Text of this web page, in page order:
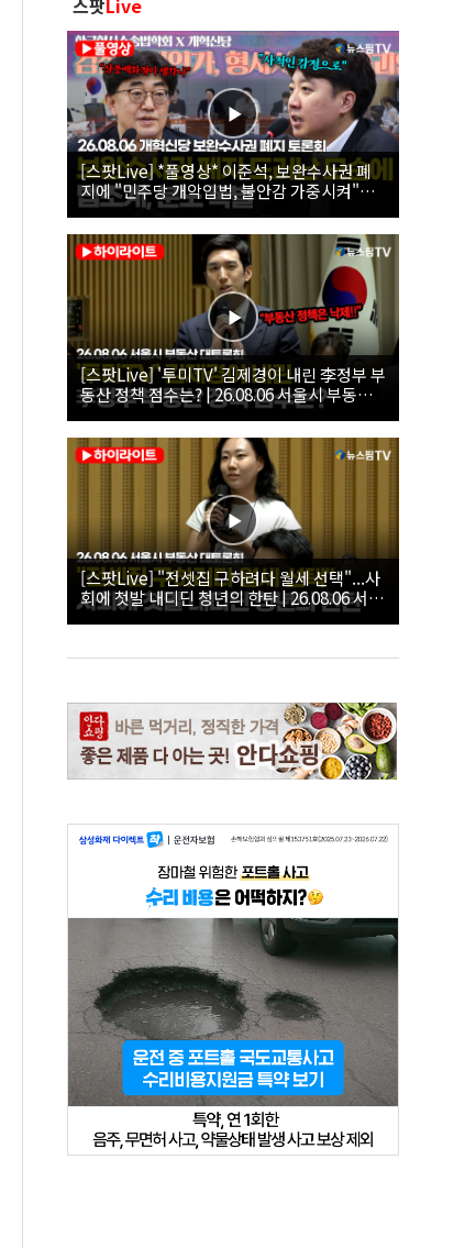
스팟Live
[스팟Live] *풀영상* 이준석, 보완수사권 폐
지에 "민주당 개악입법, 불안감 가중시켜"｜
26.08.06 개혁신당 보완수사권 폐지 토론회
[스팟Live] '투미TV' 김제경이 내린 李정부 부
동산 정책 점수는? | 26.08.06 서울시 부동산
대토론회
[스팟Live] "전셋집 구하려다 월세 선택"...사
회에 첫발 내디딘 청년의 한탄 | 26.08.06 서울
시 부동산 대토론회